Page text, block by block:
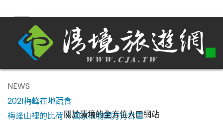
NEWS
2021梅峰在地蔬食
梅峰山裡的比荷 X 國家植物園方舟計畫
關於清境的全方位入口網站